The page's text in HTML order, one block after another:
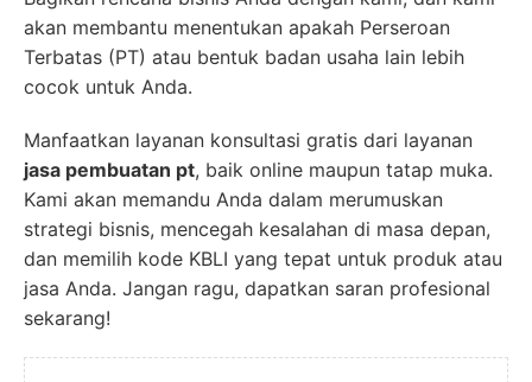
akan membantu menentukan apakah Perseroan
Terbatas (PT) atau bentuk badan usaha lain lebih
cocok untuk Anda.
Manfaatkan layanan konsultasi gratis dari layanan
jasa pembuatan pt, baik online maupun tatap muka.
Kami akan memandu Anda dalam merumuskan
strategi bisnis, mencegah kesalahan di masa depan,
dan memilih kode KBLI yang tepat untuk produk atau
jasa Anda. Jangan ragu, dapatkan saran profesional
sekarang!